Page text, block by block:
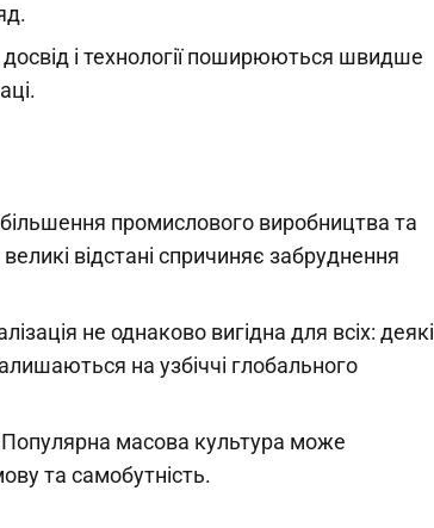
досвід і технології поширюються швидше
промислового виробництва та
відстані спричиняє забруднення
не однаково вигідна для всіх: деякі
на узбіччі глобального
масова культура може
та самобутність.